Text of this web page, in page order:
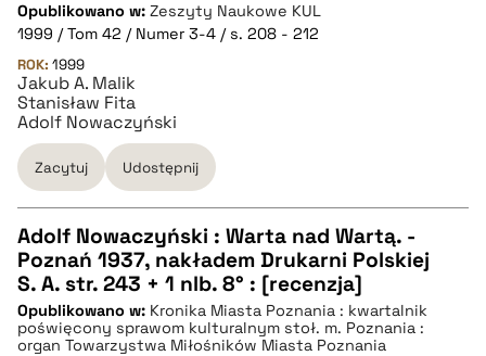
pobierz cytat
BIBTEX
pobierz cytat
Opublikowano w: Zeszyty Naukowe KUL
1999 / Tom 42 / Numer 3-4 / s. 208 - 212
ROK: 1999
Jakub A. Malik
Stanisław Fita
Adolf Nowaczyński
Zacytuj Udostępnij
CZYSTY TEKST
pobierz cytat
Adolf Nowaczyński : Warta nad Wartą. -
Poznań 1937, nakładem Drukarni Polskiej
S. A. str. 243 + 1 nlb. 8° : [recenzja]
Opublikowano w: Kronika Miasta Poznania : kwartalnik
poświęcony sprawom kulturalnym stoł. m. Poznania :
organ Towarzystwa Miłośników Miasta Poznania